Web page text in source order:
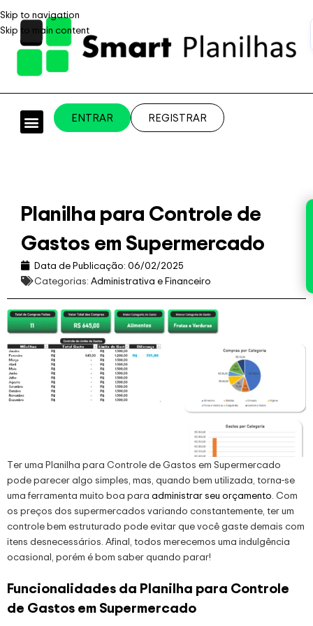
Skip to navigation
Skip to main content
ENTRAR REGISTRAR
Planilha para Controle de
Gastos em Supermercado
Data de Publicação: 06/02/2025
Categorias: Administrativa e Financeiro
Ter uma Planilha para Controle de Gastos em Supermercado
pode parecer algo simples, mas, quando bem utilizada, torna-se
uma ferramenta muito boa para administrar seu orçamento. Com
os preços dos supermercados variando constantemente, ter um
controle bem estruturado pode evitar que você gaste demais com
itens desnecessários. Afinal, todos merecemos uma indulgência
ocasional, porém é bom saber quando parar!
Funcionalidades da Planilha para Controle
de Gastos em Supermercado